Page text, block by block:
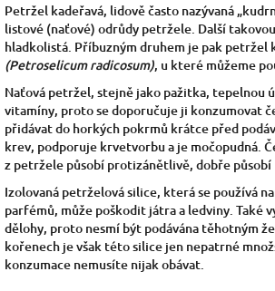
Petržel kadeřavá, lidově často nazývaná
listové (naťové) odrůdy petržele. Další
hladkolistá. Příbuzným druhem je pak petržel
(Petroselicum radicosum), u které můžeme
Naťová petržel, stejně jako pažitka, tepelnou
vitamíny, proto se doporučuje ji konzumovat
přidávat do horkých pokrmů krátce před
krev, podporuje krvetvorbu a je močopudná.
z petržele působí protizánětlivě, dobře působí
Izolovaná petrželová silice, která se používá
parfémů, může poškodit játra a ledviny. Také
dělohy, proto nesmí být podávána těhotným
kořenech je však této silice jen nepatrné
konzumace nemusíte nijak obávat.